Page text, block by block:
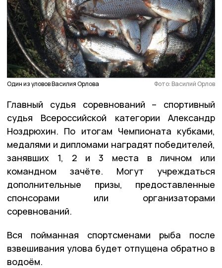
Один из уловов Василия Орлова Фото: Василий Орлов
Главный судья соревнований – спортивный
судья Всероссийской категории Александр
Ноздрюхин. По итогам Чемпионата кубками,
медалями и дипломами наградят победителей,
занявших 1, 2 и 3 места в личном или
командном зачёте. Могут учреждаться
дополнительные призы, предоставленные
спонсорами или организаторами
соревнований.
Вся пойманная спортсменами рыба после
взвешивания улова будет отпущена обратно в
водоём.